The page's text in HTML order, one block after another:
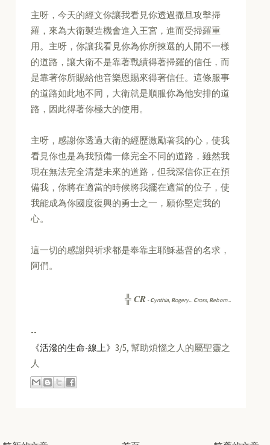
主呀，今天的經文你讓我看見你透過撒旦攻擊掃
羅，來為大衛製造機會進入王宮，進而受掃羅重
用。主呀，你讓我看見你為你所揀選的人開不一樣
的道路，讓大衛不是靠著戰績得著掃羅的信任，而
是靠著你所賜給他音樂恩賜來得著信任。這條服事
的道路如此地不同，大衛就是順服你為他安排的道
路，因此得著你極大的使用。
主呀，感謝你透過大衛的經歷激勵著我的心，使我
看見你也是為我預備一條完全不同的道路，雖然我
現在無法完全清楚未來的道路，但我深信你正在預
備我，你將在適當的時候將我擺在適當的位子，使
我能成為你國度復興的勇士之一，願你堅定我的
心。
這一切的感謝與祈求都是奉靠主耶穌基督的名求，
阿們。
╬CR -Cynthia, Rogery... Cross, Reborn...
--
《活潑的生命-線上》3/5, 幫助煩惱之人的屬聖靈之
人